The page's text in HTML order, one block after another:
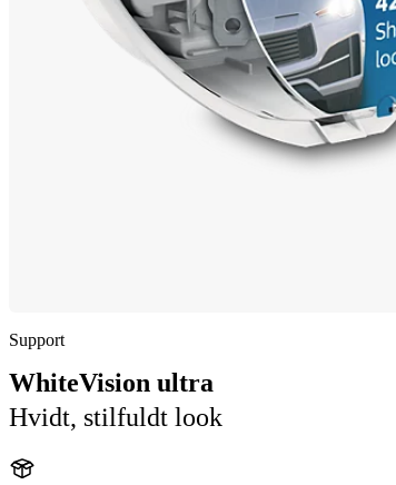
Support
WhiteVision ultra
Hvidt, stilfuldt look